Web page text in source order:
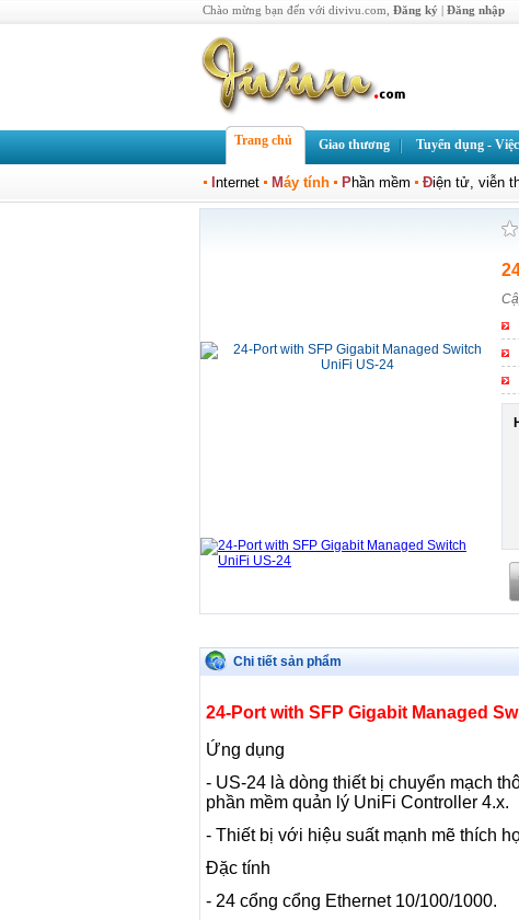
Chào mừng bạn đến với divivu.com, Đăng ký | Đăng nhập
Trang chủ Giao thương Tuyển dụng -
nternet Máy tính Phần mềm Điện tử, viễn
Chi tiết sản phẩm
24-Port with SFP Gigabit Managed
Ứng dụng
- US-24 là dòng thiết bị chuyển mạch
phần mềm quản lý UniFi Controller 4.x.
- Thiết bị với hiệu suất mạnh mẽ thích
Đặc tính
- 24 cổng cổng Ethernet 10/100/1000.